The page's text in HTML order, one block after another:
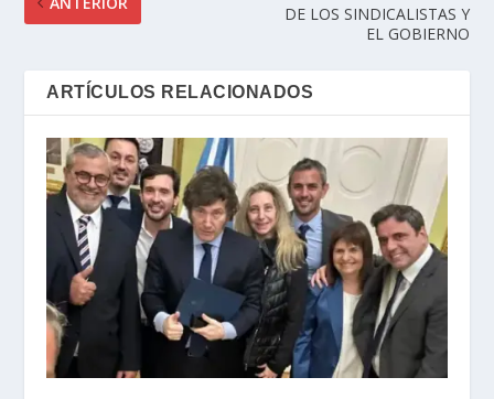
DE LOS SINDICALISTAS Y
EL GOBIERNO
ARTÍCULOS RELACIONADOS